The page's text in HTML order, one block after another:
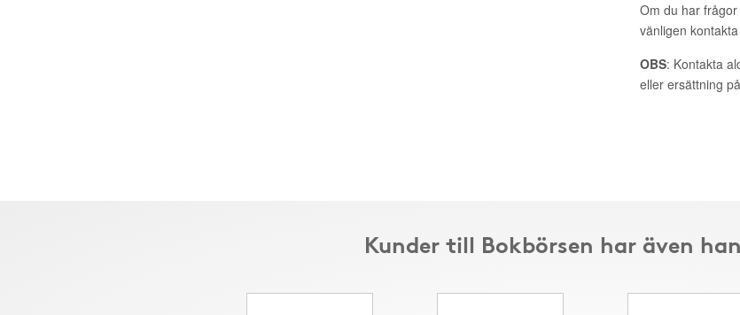
Om du har
vänligen kontakta
OBS: Kontakta
eller ersättning
Kunder till Bokbörsen har även